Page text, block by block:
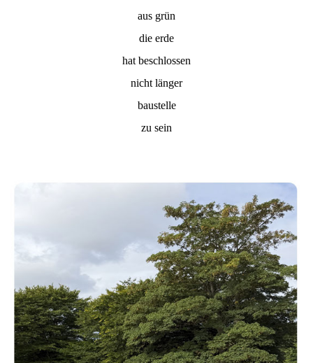
aus grün
die erde
hat beschlossen
nicht länger
baustelle
zu sein